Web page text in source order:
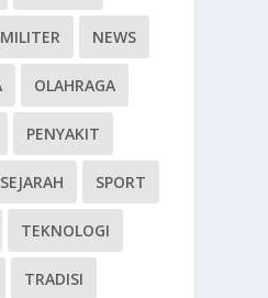
MILITER NEWS
OLAHRAGA
PENYAKIT
SEJARAH SPORT
TEKNOLOGI
TRADISI